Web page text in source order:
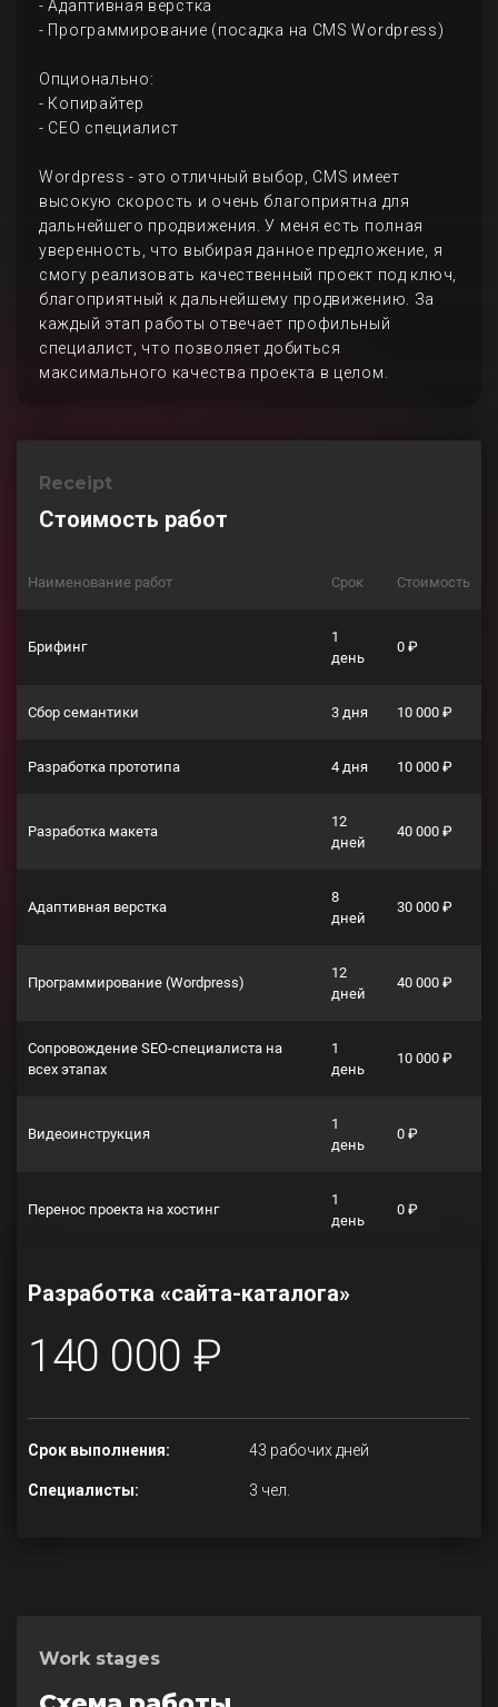
- Адаптивная верстка
- Программирование (посадка на CMS Wordpress)
Опционально:
- Копирайтер
- СЕО специалист
Wordpress - это отличный выбор, CMS имеет
высокую скорость и очень благоприятна для
дальнейшего продвижения. У меня есть полная
уверенность, что выбирая данное предложение, я
смогу реализовать качественный проект под ключ,
благоприятный к дальнейшему продвижению. За
каждый этап работы отвечает профильный
специалист, что позволяет добиться
максимального качества проекта в целом.
Receipt
Стоимость работ
Наименование работ Срок Стоимость
Брифинг
1
день
0 ₽
Сбор семантики 3 дня 10 000 ₽
Разработка прототипа 4 дня 10 000 ₽
Разработка макета
12
дней
40 000 ₽
Адаптивная верстка
8
дней
30 000 ₽
Программирование (Wordpress)
12
дней
40 000 ₽
Сопровождение SEO-специалиста на
всех этапах
1
день
10 000 ₽
Видеоинструкция
1
день
0 ₽
Перенос проекта на хостинг
1
день
0 ₽
Разработка «сайта-каталога»
140 000 ₽
Срок выполнения: 43 рабочих дней
Специалисты: 3 чел.
Work stages